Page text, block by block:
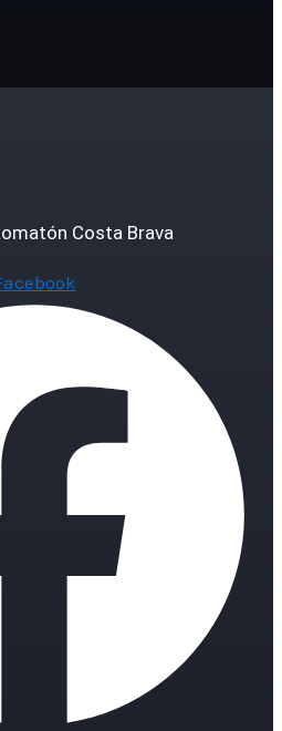
Costa Brava